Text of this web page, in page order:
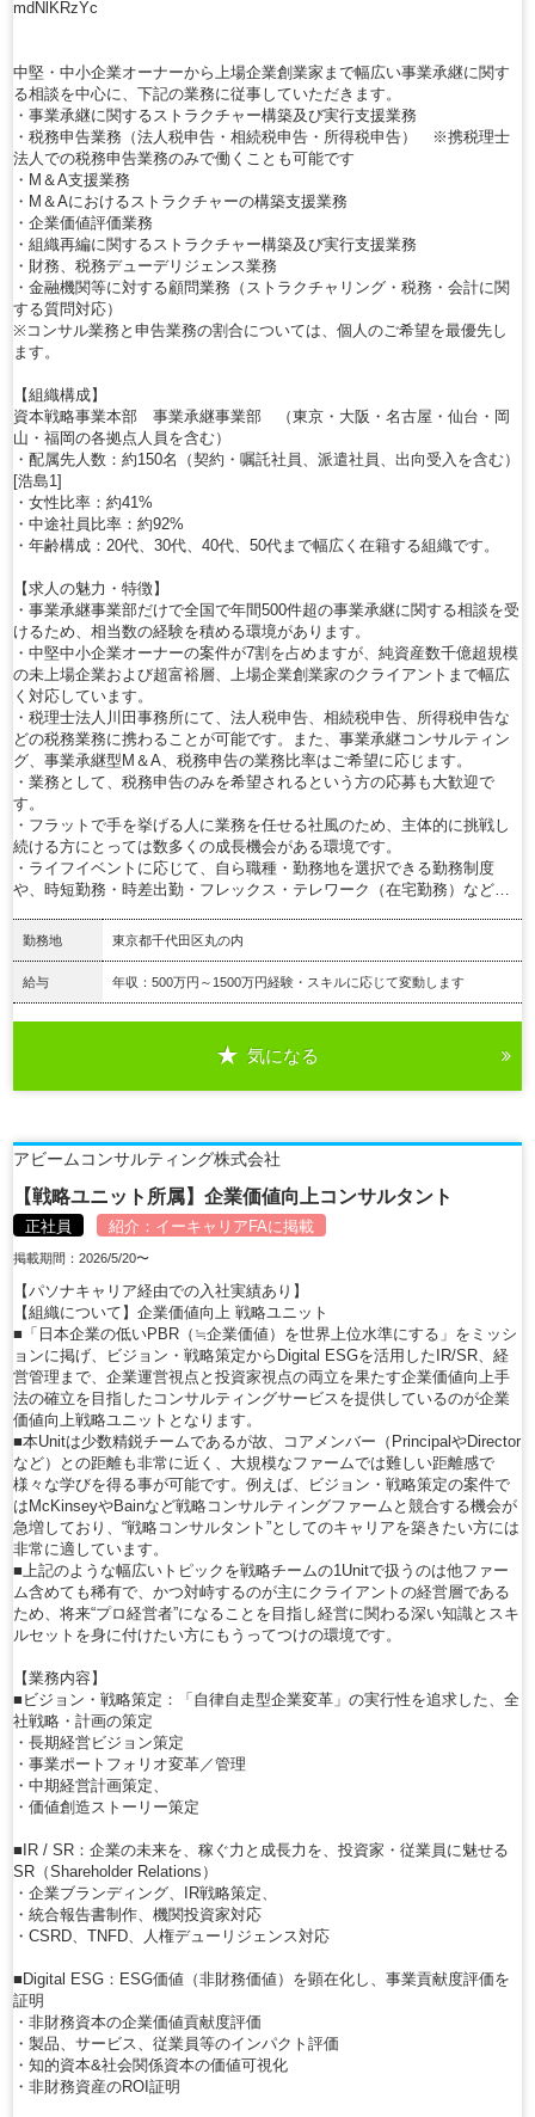
mdNlKRzYc
中堅・中小企業オーナーから上場企業創業家まで幅広い事業承継に関す
る相談を中心に、下記の業務に従事していただきます。
・事業承継に関するストラクチャー構築及び実行支援業務
・税務申告業務（法人税申告・相続税申告・所得税申告） ※携税理士
法人での税務申告業務のみで働くことも可能です
・M＆A支援業務
・M＆Aにおけるストラクチャーの構築支援業務
・企業価値評価業務
・組織再編に関するストラクチャー構築及び実行支援業務
・財務、税務デューデリジェンス業務
・金融機関等に対する顧問業務（ストラクチャリング・税務・会計に関
する質問対応）
※コンサル業務と申告業務の割合については、個人のご希望を最優先し
ます。
【組織構成】
資本戦略事業本部 事業承継事業部 （東京・大阪・名古屋・仙台・岡
山・福岡の各拠点人員を含む）
・配属先人数：約150名（契約・嘱託社員、派遣社員、出向受入を含む）
[浩島1]
・女性比率：約41%
・中途社員比率：約92%
・年齢構成：20代、30代、40代、50代まで幅広く在籍する組織です。
【求人の魅力・特徴】
・事業承継事業部だけで全国で年間500件超の事業承継に関する相談を受
けるため、相当数の経験を積める環境があります。
・中堅中小企業オーナーの案件が7割を占めますが、純資産数千億超規模
の未上場企業および超富裕層、上場企業創業家のクライアントまで幅広
く対応しています。
・税理士法人川田事務所にて、法人税申告、相続税申告、所得税申告な
どの税務業務に携わることが可能です。また、事業承継コンサルティン
グ、事業承継型M＆A、税務申告の業務比率はご希望に応じます。
・業務として、税務申告のみを希望されるという方の応募も大歓迎で
す。
・フラットで手を挙げる人に業務を任せる社風のため、主体的に挑戦し
続ける方にとっては数多くの成長機会がある環境です。
・ライフイベントに応じて、自ら職種・勤務地を選択できる勤務制度
や、時短勤務・時差出勤・フレックス・テレワーク（在宅勤務）など…
勤務地 東京都千代田区丸の内
給与 年収：500万円～1500万円経験・スキルに応じて変動します
気になる
アビームコンサルティング株式会社
【戦略ユニット所属】企業価値向上コンサルタント
正社員 紹介： イーキャリアFAに掲載
掲載期間：2026/5/20〜
【パソナキャリア経由での入社実績あり】
【組織について】企業価値向上 戦略ユニット
■「日本企業の低いPBR（≒企業価値）を世界上位水準にする」をミッシ
ョンに掲げ、ビジョン・戦略策定からDigital ESGを活用したIR/SR、経
営管理まで、企業運営視点と投資家視点の両立を果たす企業価値向上手
法の確立を目指したコンサルティングサービスを提供しているのが企業
価値向上戦略ユニットとなります。
■本Unitは少数精鋭チームであるが故、コアメンバー（PrincipalやDirector
など）との距離も非常に近く、大規模なファームでは難しい距離感で
様々な学びを得る事が可能です。例えば、ビジョン・戦略策定の案件で
はMcKinseyやBainなど戦略コンサルティングファームと競合する機会が
急増しており、“戦略コンサルタント”としてのキャリアを築きたい方には
非常に適しています。
■上記のような幅広いトピックを戦略チームの1Unitで扱うのは他ファー
ム含めても稀有で、かつ対峙するのが主にクライアントの経営層である
ため、将来“プロ経営者”になることを目指し経営に関わる深い知識とスキ
ルセットを身に付けたい方にもうってつけの環境です。
【業務内容】
■ビジョン・戦略策定：「自律自走型企業変革」の実行性を追求した、全
社戦略・計画の策定
・長期経営ビジョン策定
・事業ポートフォリオ変革／管理
・中期経営計画策定、
・価値創造ストーリー策定
■IR / SR：企業の未来を、稼ぐ力と成長力を、投資家・従業員に魅せる
SR（Shareholder Relations）
・企業ブランディング、IR戦略策定、
・統合報告書制作、機関投資家対応
・CSRD、TNFD、人権デューリジェンス対応
■Digital ESG：ESG価値（非財務価値）を顕在化し、事業貢献度評価を
証明
・非財務資本の企業価値貢献度評価
・製品、サービス、従業員等のインパクト評価
・知的資本&社会関係資本の価値可視化
・非財務資産のROI証明